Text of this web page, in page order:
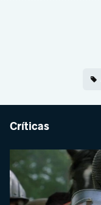
Críticas